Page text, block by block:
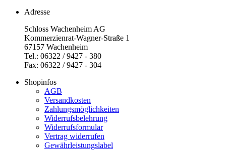
Adresse
Schloss Wachenheim AG
Kommerzienrat-Wagner-Straße 1
67157 Wachenheim
Tel.: 06322 / 9427 - 380
Fax: 06322 / 9427 - 304
Shopinfos
AGB
Versandkosten
Zahlungsmöglichkeiten
Widerrufsbelehrung
Widerrufsformular
Vertrag widerrufen
Gewährleistungslabel